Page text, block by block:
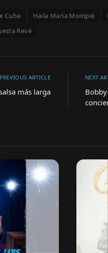
Cuba Haila Maria Mompié
Revé
PREVIOUS ARTICLE
más larga
NEXT